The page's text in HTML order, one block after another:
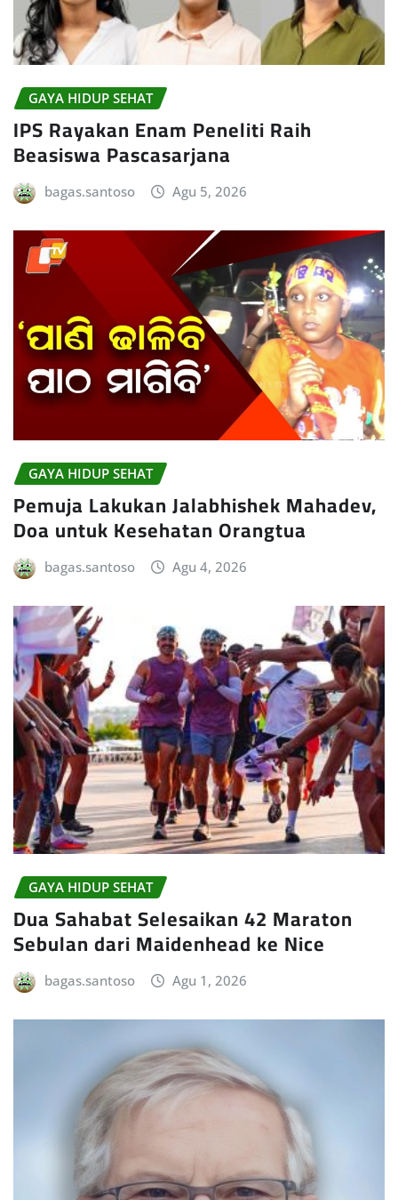
GAYA HIDUP SEHAT
IPS Rayakan Enam Peneliti Raih
Beasiswa Pascasarjana
bagas.santoso Agu 5, 2026
GAYA HIDUP SEHAT
Pemuja Lakukan Jalabhishek Mahadev,
Doa untuk Kesehatan Orangtua
bagas.santoso Agu 4, 2026
GAYA HIDUP SEHAT
Dua Sahabat Selesaikan 42 Maraton
Sebulan dari Maidenhead ke Nice
bagas.santoso Agu 1, 2026